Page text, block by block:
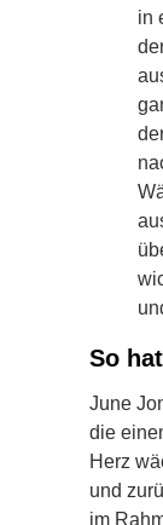
in
So
June
die
Herz
und
im